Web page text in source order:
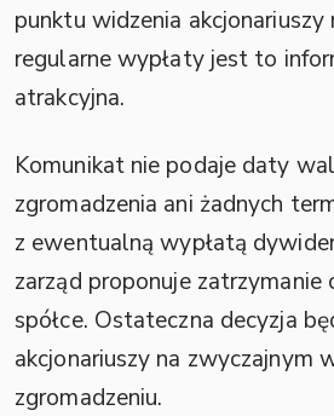
punktu widzenia
regularne wypłaty jest to
atrakcyjna.
Komunikat nie podaje daty
zgromadzenia ani żadnych
z ewentualną wypłatą
zarząd proponuje zatrzymanie
spółce. Ostateczna decyzja
akcjonariuszy na zwyczajnym
zgromadzeniu.